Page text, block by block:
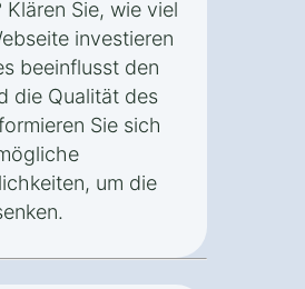
Klären Sie, wie viel
investieren
beeinflusst den
die Qualität des
Sie sich
um die